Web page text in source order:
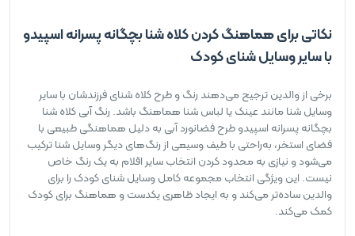
نکاتی برای هماهنگ کردن کلاه شنا بچگانه پسرانه اسپیدو
با سایر وسایل شنای کودک
برخی از والدین ترجیح می‌دهند رنگ و طرح کلاه شنای فرزندشان با سایر
وسایل شنا مانند عینک یا لباس شنا هماهنگ باشد. رنگ آبی کلاه شنا
بچگانه پسرانه اسپیدو طرح فضانورد آبی به دلیل هماهنگی طبیعی با
فضای استخر، به‌راحتی با طیف وسیعی از رنگ‌های دیگر وسایل شنا ترکیب
می‌شود و نیازی به محدود کردن انتخاب سایر اقلام به یک رنگ خاص
نیست. این ویژگی انتخاب مجموعه کامل وسایل شنای کودک را برای
والدین ساده‌تر می‌کند و به ایجاد ظاهری یکدست و هماهنگ برای کودک
کمک می‌کند.